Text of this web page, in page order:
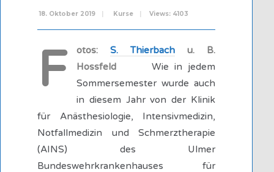
18. Oktober 2019 | Kurse | Views: 4103
F otos: S. Thierbach u. B.
Hossfeld Wie in jedem
Sommersemester wurde auch
in diesem Jahr von der Klinik
für Anästhesiologie, Intensivmedizin,
Notfallmedizin und Schmerztherapie
(AINS) des Ulmer
Bundeswehrkrankenhauses für